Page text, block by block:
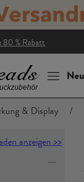
80 % Rabatt
Neu
& Display /
anzeigen >>